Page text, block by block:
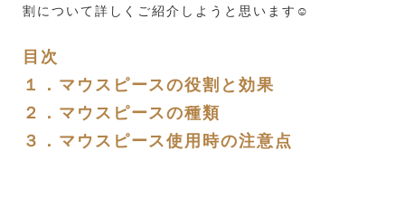
割について詳しくご紹介しようと思います☺️
目次
１．マウスピースの役割と効果
２．マウスピースの種類
３．マウスピース使用時の注意点